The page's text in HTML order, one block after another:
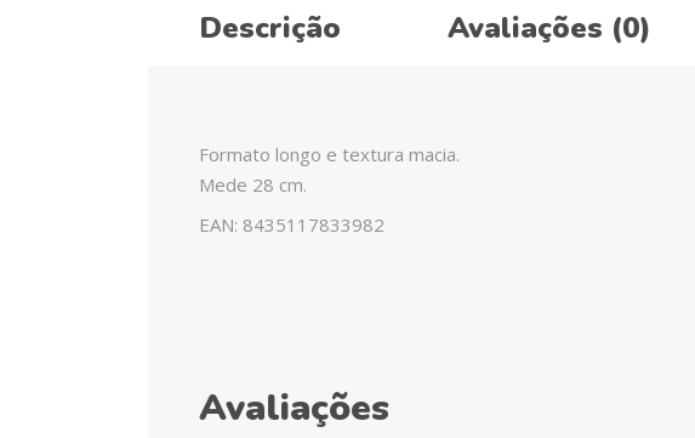
Descrição Avaliações (0)
Formato longo e textura macia.
Mede 28 cm.
EAN: 8435117833982
Avaliações